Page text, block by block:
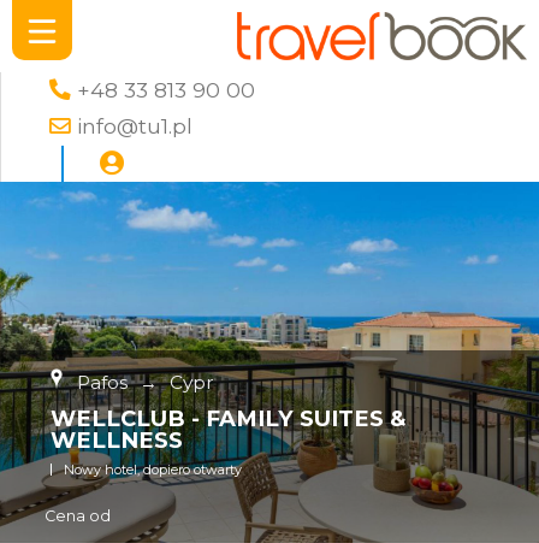
+48 33 813 90 00
info@tu1.pl
Pafos → Cypr
WELLCLUB - FAMILY SUITES &
WELLNESS
Nowy hotel, dopiero otwarty
Cena od